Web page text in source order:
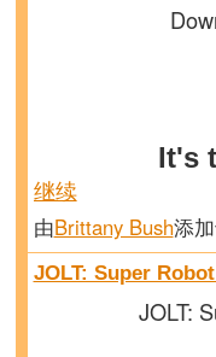
It's
继续
由Brittany Bush添
JOLT: Super
JOLT: